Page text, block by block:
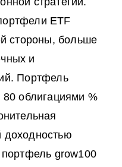
ETF
стороны, больше
и
Портфель
облигациями %
доходностью
grow100